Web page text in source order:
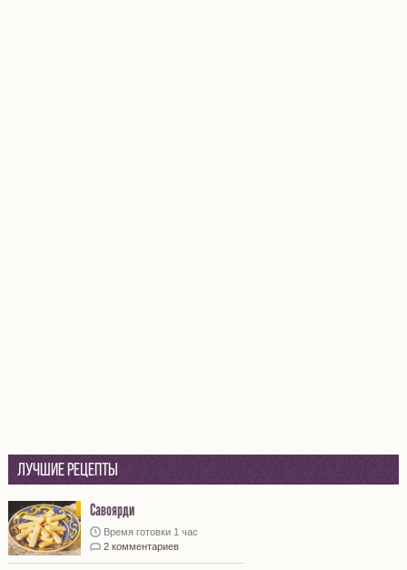
Лучшие рецепты
Савоярди
Время готовки 1 час
2 комментариев